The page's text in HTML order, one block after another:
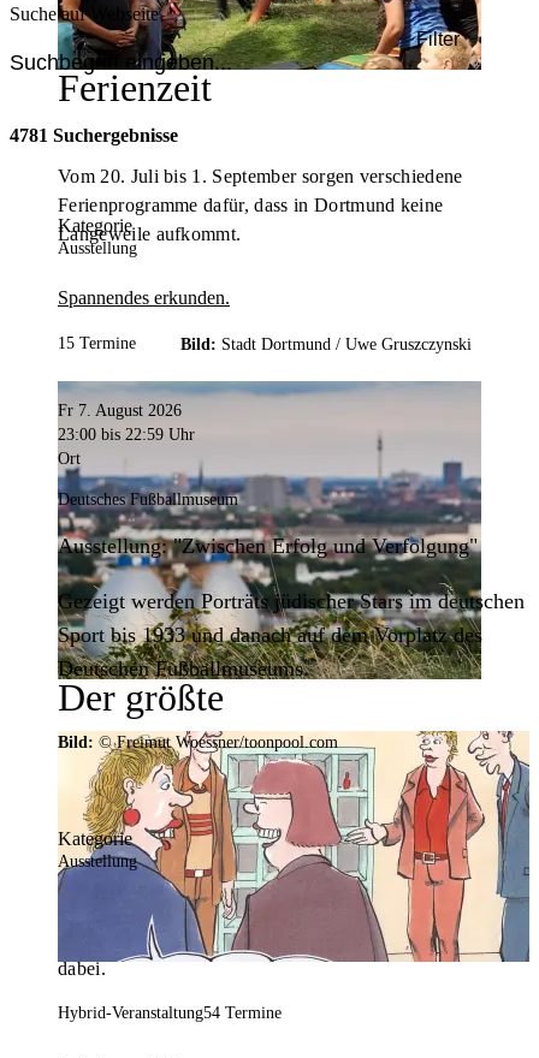
Ferienzeit
Vom 20. Juli bis 1. September sorgen verschiedene
Ferienprogramme dafür, dass in Dortmund keine
Langeweile aufkommt.
Spannendes erkunden.
Bild: Stadt Dortmund / Uwe Gruszczynski
Der größte
Veranstaltungskalender der
Region
Mit weit über 4.000 Terminen ist der
Veranstaltungskalender der Stadt Dortmund der
umfangreichste der Region. Hier ist für alle was
dabei.
Suche auf Webseite
Filter
4781 Suchergebnisse
Kategorie
Ausstellung
15 Termine
Fr 7. August 2026
23:00 bis 22:59 Uhr
Ort
Deutsches Fußballmuseum
Ausstellung: "Zwischen Erfolg und Verfolgung"
Gezeigt werden Porträts jüdischer Stars im deutschen
Sport bis 1933 und danach auf dem Vorplatz des
Deutschen Fußballmuseums.
Bild: © Freimut Woessner/toonpool.com
Kategorie
Ausstellung
Hybrid-Veranstaltung54 Termine